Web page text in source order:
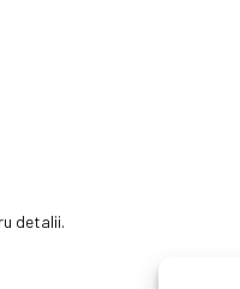
detalii.